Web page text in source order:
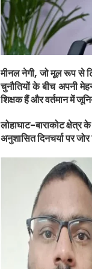
मीनल नेगी, जो मूल रूप से
चुनौतियों के बीच अपनी
शिक्षक हैं और वर्तमान में
लोहाघाट-बाराकोट
अनुशासित दिनचर्या पर